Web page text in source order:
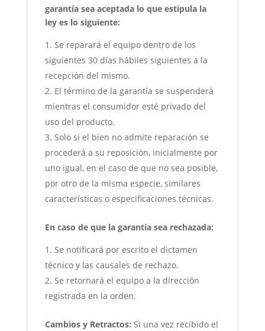
garantía sea aceptada lo que estipula la
ley es lo siguiente:
Se reparará el equipo dentro de los
siguientes 30 días hábiles siguientes a la
recepción del mismo.
El término de la garantía se suspenderá
mientras el consumidor esté privado del
uso del producto.
Solo si el bien no admite reparación se
procederá a su reposición, inicialmente por
uno igual, en el caso de que no sea posible,
por otro de la misma especie, similares
características o especificaciones técnicas.
En caso de que la garantía sea rechazada:
Se notificará por escrito el dictamen
técnico y las causales de rechazo.
Se retornará el equipo a la dirección
registrada en la orden.
Cambios y Retractos: Si una vez recibido el